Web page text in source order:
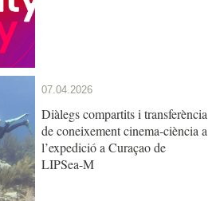
07.04.2026
Diàlegs compartits i transferència
de coneixement cinema-ciència a
l’expedició a Curaçao de
LIPSea-M